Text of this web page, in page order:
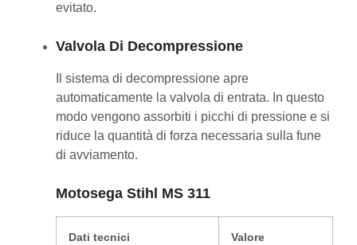
evitato.
Valvola Di Decompressione
Il sistema di decompressione apre
automaticamente la valvola di entrata. In questo
modo vengono assorbiti i picchi di pressione e si
riduce la quantità di forza necessaria sulla fune
di avviamento.
Motosega Stihl MS 311
Dati tecnici Valore